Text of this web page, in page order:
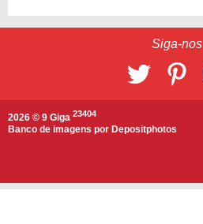
Siga-nos
2026 © 9 Giga 23404
Banco de imagens por Depositphotos